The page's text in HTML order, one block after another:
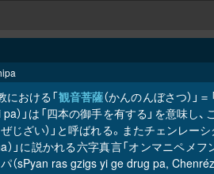
における「観音菩薩（かんのんぼさつ）」＝
）」は「四本の御手を有する」を意味し、
じざい）」と呼ばれる。またチェンレ
）」に説かれる六字真言「オンマニペメ
（sPyan ras gzigs yi ge drug pa,